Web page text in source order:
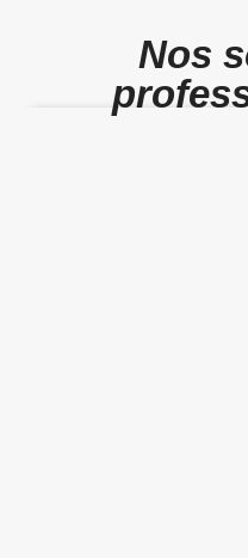
Nos